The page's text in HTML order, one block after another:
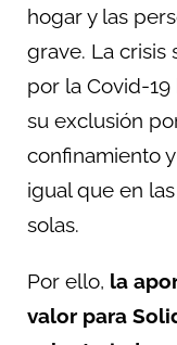
hogar y las
grave. La crisis
por la Covid-
su exclusión
confinamiento
igual que en
solas.
Por ello, la
valor para